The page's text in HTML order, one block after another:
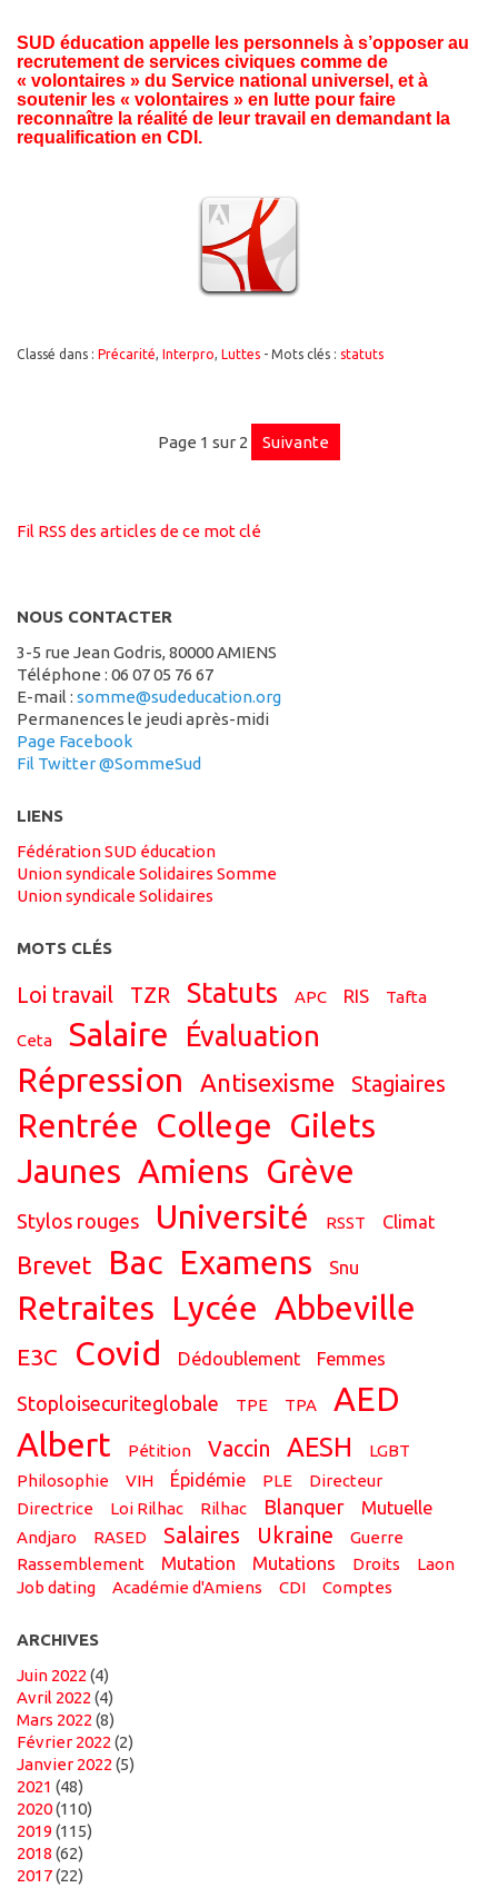
SUD éducation appelle les personnels à s’opposer au
recrutement de services civiques comme de
« volontaires » du Service national universel, et à
soutenir les « volontaires » en lutte pour faire
reconnaître la réalité de leur travail en demandant la
requalification en CDI.
Classé dans : Précarité, Interpro, Luttes- Mots clés : statuts
page 1 sur 2 suivante
Fil RSS des articles de ce mot clé
NOUS CONTACTER
3-5 rue Jean Godris, 80000 AMIENS
Téléphone : 06 07 05 76 67
e-mail : somme@sudeducation.org
Permanences le jeudi après-midi
Page Facebook
Fil Twitter @SommeSud
LIENS
Fédération SUD éducation
Union syndicale Solidaires Somme
Union syndicale Solidaires
MOTS CLÉS
Loi travail TZR statuts APC RIS tafta
ceta salaire évaluation
répression antisexisme Stagiaires
Rentrée college
Gilets
jaunes
Amiens grève
stylos rouges université RSST climat
brevet bac examens snu
retraites Lycée Abbeville
E3C covid dédoublement femmes
stoploisecuriteglobale TPE TPA
AED
Albert
pétition vaccin AESH
LGBT
philosophie
VIH épidémie PLE
directeur
directrice
loi Rilhac Rilhac Blanquer Mutuelle
Andjaro RASED salaires Ukraine
guerre
rassemblement
mutation mutations droits
Laon
job dating
académie d'Amiens CDI comptes
ARCHIVES
juin 2022 (4)
avril 2022 (4)
mars 2022 (8)
février 2022 (2)
janvier 2022 (5)
2021 (48)
2020(110)
2019(115)
2018 (62)
2017(22)